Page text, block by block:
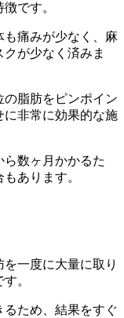
です。
も痛みが少なく、麻
が少なく済みま
の脂肪をピンポイン
に非常に効果的な施
数ヶ月かかるた
あります。
一度に大量に取り
。
ため、結果をすぐ